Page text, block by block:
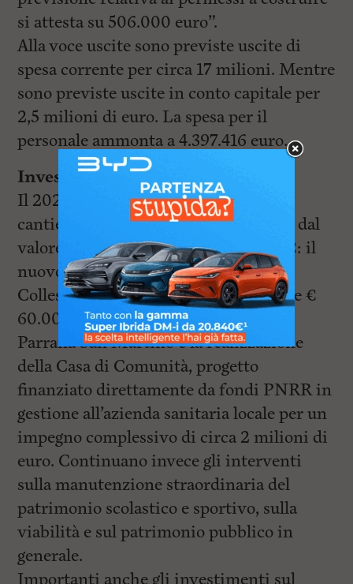
si attesta su 506.000 euro”.
Alla voce uscite sono previste uscite di
spesa corrente per circa 17 milioni. Mentre
sono previste uscite in conto capitale per
2,5 milioni di euro. La spesa per il
personale ammonta a 4.397.416 euro.
Investimenti e PNRR
Il 2026 sarà l’anno di conclusione dei
cantieri PNRR, con una grande opera dal
valore complessivo di 2,8 milioni di €: il
nuovo asilo Nido in via Picchi a
Collesalvetti a cui si aggiungono anche €
60.0000 per alloggio di emergenza a
Parrana San Martino e la realizzazione
della Casa di Comunità, progetto
finanziato direttamente da fondi PNRR in
gestione all’azienda sanitaria locale per un
impegno complessivo di circa 2 milioni di
euro. Continuano invece gli interventi
sulla manutenzione straordinaria del
patrimonio scolastico e sportivo, sulla
viabilità e sul patrimonio pubblico in
generale.